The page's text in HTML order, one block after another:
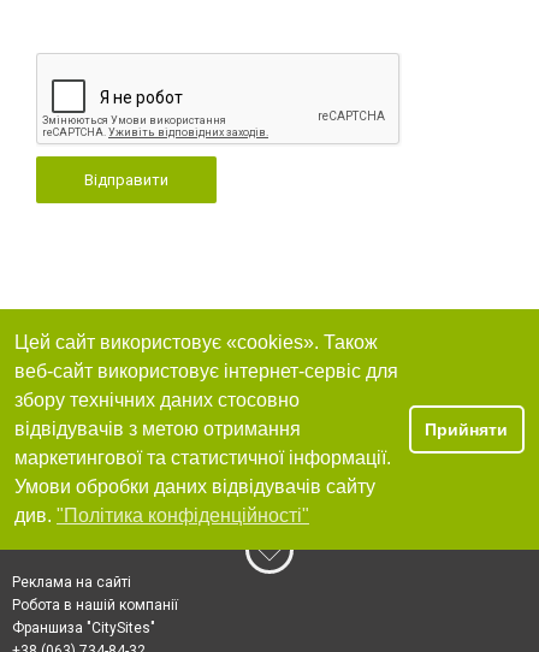
Відправити
Цей сайт використовує «cookies». Також
веб-сайт використовує інтернет-сервіс для
збору технічних даних стосовно
відвідувачів з метою отримання
маркетингової та статистичної інформації.
Умови обробки даних відвідувачів сайту
див. "Політика конфіденційності"
Прийняти
Реклама на сайті
Робота в нашій компанії
Франшиза "CitySites"